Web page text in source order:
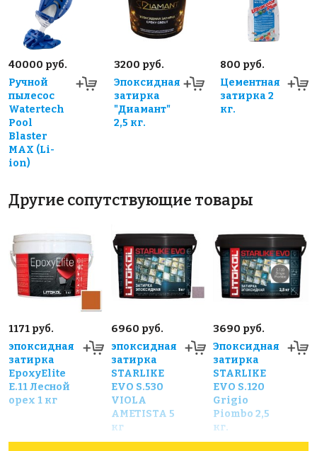
40000 руб.
Ручной
пылесос
Watertech
Pool
Blaster
MAX (Li-
ion)
3200 руб.
Эпоксидная
затирка
"Диамант"
2,5 кг.
800 руб.
Цементная
затирка 2
кг.
Другие сопутствующие товары
1171 руб.
эпоксидная
затирка
EpoxyElite
E.11 Лесной
орех 1 кг
6960 руб.
эпоксидная
затирка
STARLIKE
EVO S.530
VIOLA
AMETISTA 5
кг
3690 руб.
Эпоксидная
затирка
STARLIKE
EVO S.120
Grigio
Piombo 2,5
кг.